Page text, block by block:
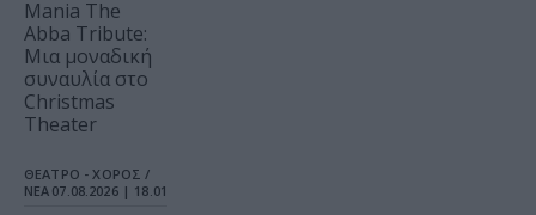
Mania The
Abba Tribute:
Μια μοναδική
συναυλία στο
Christmas
Theater
ΘΕΑΤΡΟ - ΧΟΡΟΣ /
ΝΕΑ 07.08.2026 | 18.01